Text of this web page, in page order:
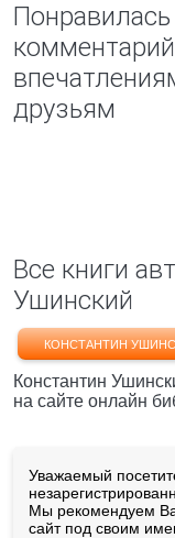
друзьям
Все книги
Ушинский
КОНСТАНТИН
Константин
на сайте онлайн
Уважаемый
Мы рекомендуем
сайт под своим